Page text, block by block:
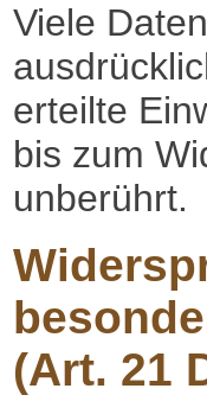
Viele
erteilte
bis zum
unberührt.
(Art. 21